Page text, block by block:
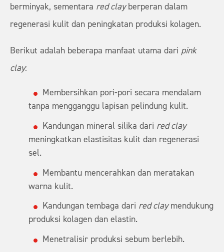
berminyak, sementara red clayberperan dalam
regenerasi kulit dan peningkatan produksi kolagen.
Berikut adalah beberapa manfaat utama dari pink
clay:
Membersihkan pori-pori secara mendalam
tanpa mengganggu lapisan pelindung kulit.
Kandungan mineral silika dari red clay
meningkatkan elastisitas kulit dan regenerasi
sel.
Membantu mencerahkan dan meratakan
warna kulit.
Kandungan tembaga dari red claymendukung
produksi kolagen dan elastin.
Menetralisir produksi sebum berlebih.